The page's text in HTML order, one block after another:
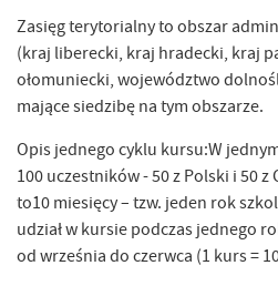
Zasięg terytorialny to obszar
(kraj liberecki, kraj hradecki, kraj
ołomuniecki, województwo
mające siedzibę na tym obszarze.
Opis jednego cyklu kursu:W
100 uczestników - 50 z Polski i 50
to10 miesięcy – tzw. jeden rok
udział w kursie podczas jednego
od września do czerwca (1 kurs =